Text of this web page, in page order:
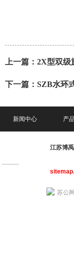
上一篇： 2X型双级
下一篇： SZB水环
新闻中心 产
江苏博
苏公